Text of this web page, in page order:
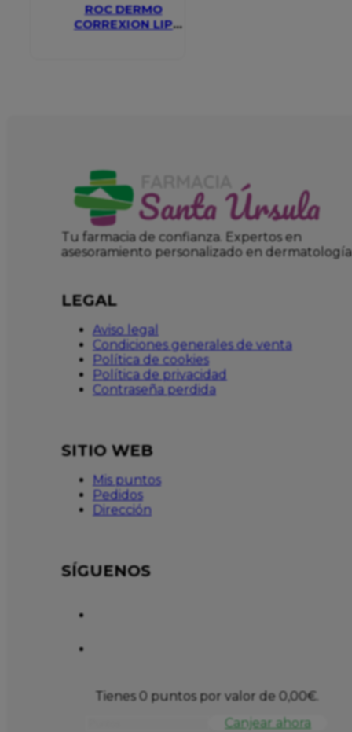
ROC DERMO
CORREXION LIP
Tu farmacia de confianza. Expertos en
asesoramiento personalizado en dermatología
LEGAL
Aviso legal
Condiciones generales de venta
Política de cookies
Política de privacidad
Contraseña perdida
SITIO WEB
Mis puntos
Pedidos
Dirección
SÍGUENOS
Tienes 0 puntos por valor de 0,00€.
Canjear ahora